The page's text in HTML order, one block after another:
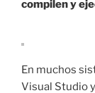
compilen y
En muchos
Visual Studio